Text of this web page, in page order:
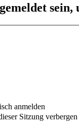
sein,
anmelden
Sitzung verbergen